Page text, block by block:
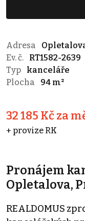
Adresa
Ev. č.
RT1582-2639
Typ
kanceláře
Plocha
94 m²
32 185 Kč za
+ provize RK
Pronájem
Opletalova,
REALDOMUS